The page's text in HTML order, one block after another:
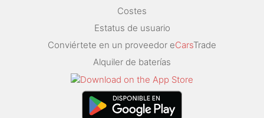
Costes
Estatus de usuario
Conviértete en un proveedor eCarsTrade
Alquiler de baterías